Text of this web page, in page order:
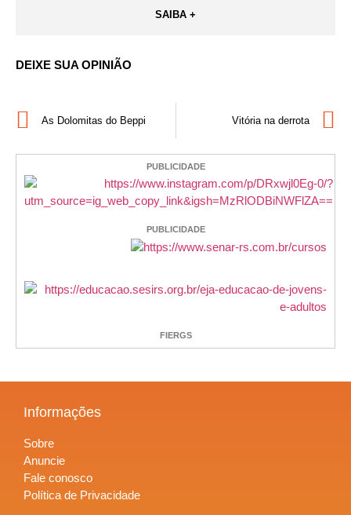
SAIBA +
DEIXE SUA OPINIÃO
As Dolomitas do Beppi Vitória na derrota
PUBLICIDADE
PUBLICIDADE
FIERGS
Informações
Sobre
Anuncie
Fale conosco
Política de Privacidade